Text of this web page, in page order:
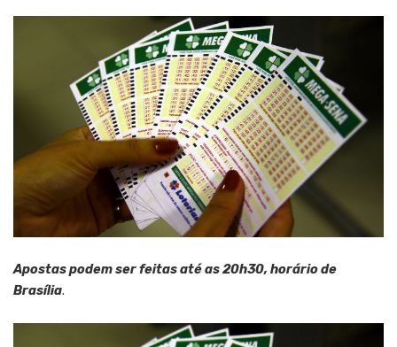
Apostas podem ser feitas até as 20h30, horário de
Brasília.